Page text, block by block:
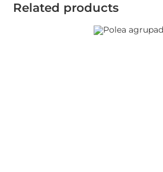
Related products